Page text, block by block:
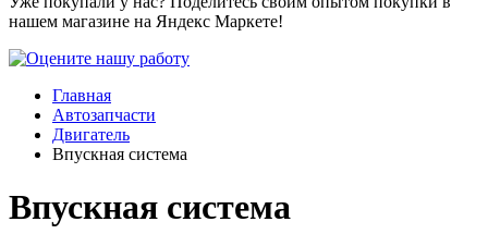
нашем магазине на Яндекс Маркете!
Главная
Автозапчасти
Двигатель
Впускная система
Впускная система